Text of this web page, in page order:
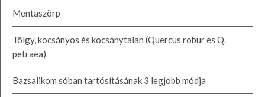
Mentaszörp
Tölgy, kocsányos és kocsánytalan (Quercus robur és Q.
petraea)
Bazsalikom sóban tartósításának 3 legjobb módja